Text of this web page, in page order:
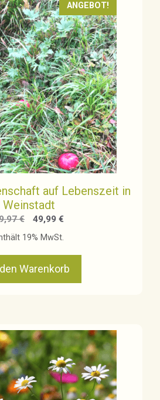
ANGEBOT!
auf Lebenszeit in
Weinstadt
€
Ursprünglicher
Preis
49,99 €
19% MwSt.
Warenkorb